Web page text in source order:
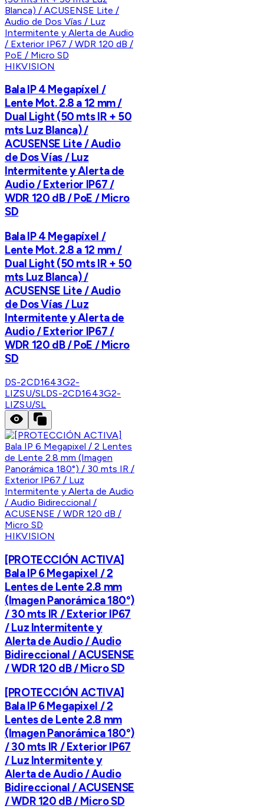
HIKVISION
Bala IP 4 Megapíxel /
Lente Mot. 2.8 a 12 mm /
Dual Light (50 mts IR + 50
mts Luz Blanca) /
ACUSENSE Lite / Audio
de Dos Vías / Luz
Intermitente y Alerta de
Audio / Exterior IP67 /
WDR 120 dB / PoE / Micro
SD
Bala IP 4 Megapíxel /
Lente Mot. 2.8 a 12 mm /
Dual Light (50 mts IR + 50
mts Luz Blanca) /
ACUSENSE Lite / Audio
de Dos Vías / Luz
Intermitente y Alerta de
Audio / Exterior IP67 /
WDR 120 dB / PoE / Micro
SD
DS-2CD1643G2-
LIZSU/SLDS-2CD1643G2-
LIZSU/SL
HIKVISION
[PROTECCIÓN ACTIVA]
Bala IP 6 Megapixel / 2
Lentes de Lente 2.8 mm
(Imagen Panorámica 180°)
/ 30 mts IR / Exterior IP67
/ Luz Intermitente y
Alerta de Audio / Audio
Bidireccional / ACUSENSE
/ WDR 120 dB / Micro SD
[PROTECCIÓN ACTIVA]
Bala IP 6 Megapixel / 2
Lentes de Lente 2.8 mm
(Imagen Panorámica 180°)
/ 30 mts IR / Exterior IP67
/ Luz Intermitente y
Alerta de Audio / Audio
Bidireccional / ACUSENSE
/ WDR 120 dB / Micro SD